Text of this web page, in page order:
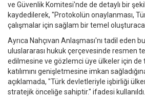
ve Güvenlik Komitesi'nde de detaylı bir
kaydedilerek, "Protokolün onaylanması,
çalışmalar için sağlam bir temel
Ayrıca Nahçıvan Anlaşması'nı tadil eden
uluslararası hukuk çerçevesinde resmen
edilmesine ve gözlemci üye ülkeler için de
katılımını genişletmesine imkan
açıklamada, "Türk devletleriyle işbirliği
stratejik önceliğe sahiptir." ifadesi kullanıldı.